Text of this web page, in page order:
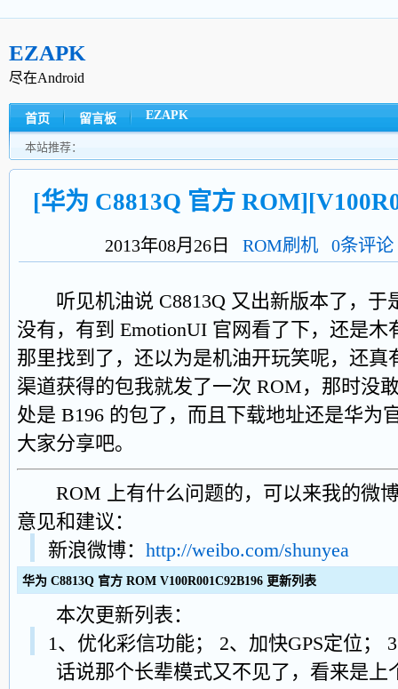
EZAPK
尽在Android
首页 留言板 EZAPK
本站推荐：
[华为 C8813Q 官方
2013年08月26日 ROM刷机 0条评论
听见机油说 C8813Q 又出新版本了，于
没有，有到 EmotionUI 官网看了下，还是
那里找到了，还以为是机油开玩笑呢，
渠道获得的包我就发了一次 ROM，那时没
处是 B196 的包了，而且下载地址还是华为
大家分享吧。
ROM 上有什么问题的，可以来我的微
意见和建议：
新浪微博： http://weibo.com/shunyea
华为 C8813Q 官方 ROM V100R001C92B196 更新列表
本次更新列表：
1、优化彩信功能； 2、加快GPS定位；
话说那个长辈模式又不见了，看来是上